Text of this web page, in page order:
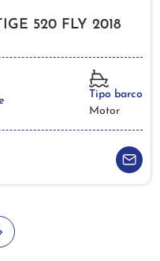
520 FLY 2018
Tipo barco
Motor